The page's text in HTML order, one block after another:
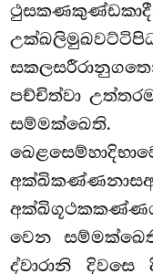
පච්චිත්වා
වෙන
ද්වාරානි